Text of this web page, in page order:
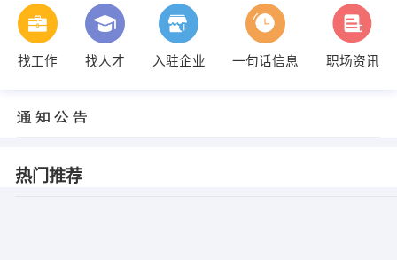
找工作 找人才 入驻企业 一句话信息 职场资讯
热门推荐